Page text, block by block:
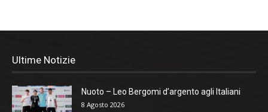
Ultime Notizie
Nuoto – Leo Bergomi d’argento agli Italiani
8 Agosto 2026